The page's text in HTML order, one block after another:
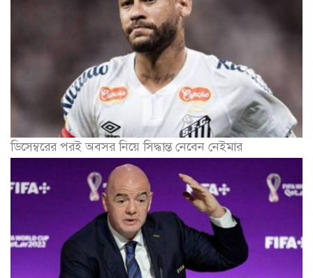
ডিসেম্বরের পরই অবসর নিয়ে সিদ্ধান্ত নেবেন নেইমার